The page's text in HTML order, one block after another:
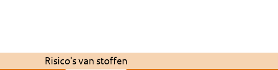
Risico's van stoffen